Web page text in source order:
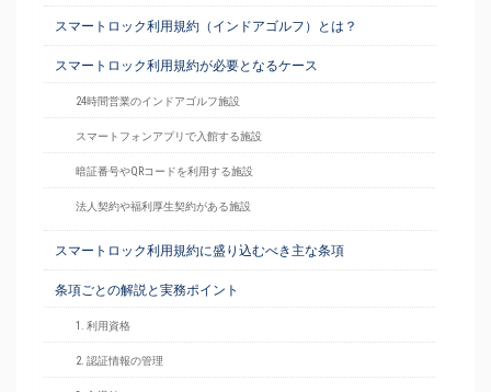
スマートロック利用規約（インドアゴルフ）とは？
スマートロック利用規約が必要となるケース
24時間営業のインドアゴルフ施設
スマートフォンアプリで入館する施設
暗証番号やQRコードを利用する施設
法人契約や福利厚生契約がある施設
スマートロック利用規約に盛り込むべき主な条項
条項ごとの解説と実務ポイント
1. 利用資格
2. 認証情報の管理